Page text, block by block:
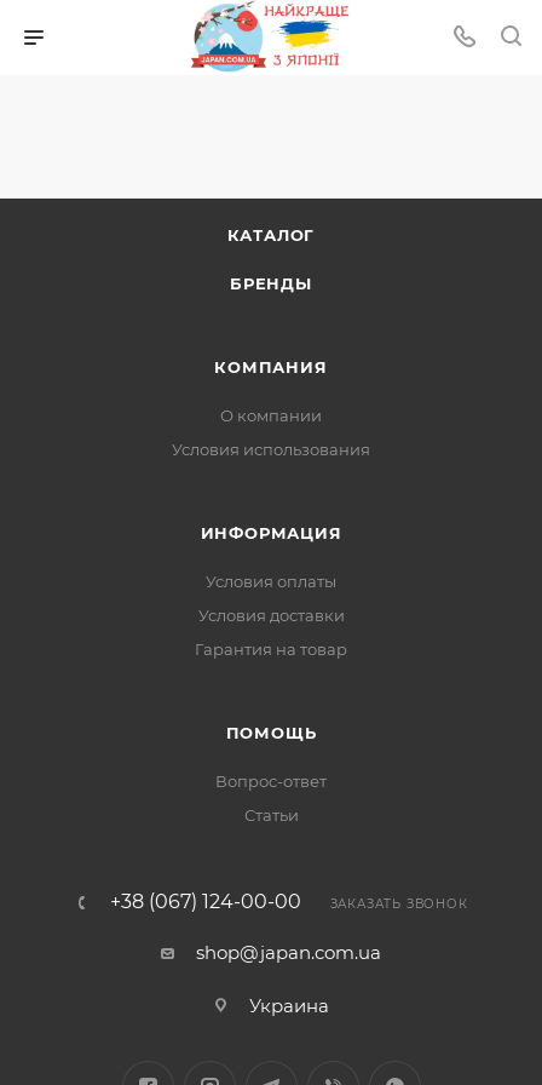
КАТАЛОГ
БРЕНДЫ
КОМПАНИЯ
О компании
Условия использования
ИНФОРМАЦИЯ
Условия оплаты
Условия доставки
Гарантия на товар
ПОМОЩЬ
Вопрос-ответ
Статьи
+38 (067) 124-00-00 ЗАКАЗАТЬ ЗВОНОК
shop@japan.com.ua
Украина